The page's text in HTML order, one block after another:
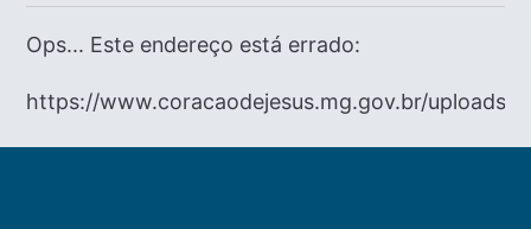
Ops... Este endereço está errado:
https://www.coracaodejesus.mg.gov.br/uploads/